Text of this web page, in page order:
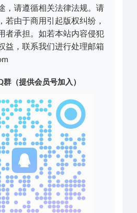
，请遵循相关法律法规。请
若由于商用引起版权纠纷，
者承担。如若本站内容侵犯
益，联系我们进行处理邮箱
群（提供会员号加入）